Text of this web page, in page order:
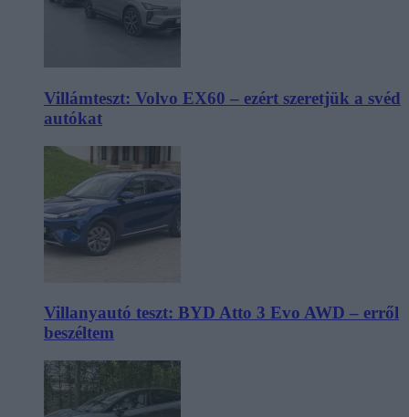
Villámteszt: Volvo EX60 – ezért szeretjük a svéd
autókat
Villanyautó teszt: BYD Atto 3 Evo AWD – erről
beszéltem